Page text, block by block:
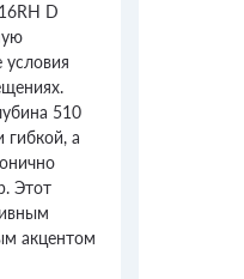
D
510
гибкой, а
Этот
акцентом